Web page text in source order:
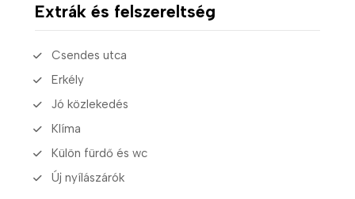
Extrák és felszereltség
Csendes utca
Erkély
Jó közlekedés
Klíma
Külön fürdő és wc
Új nyílászárók